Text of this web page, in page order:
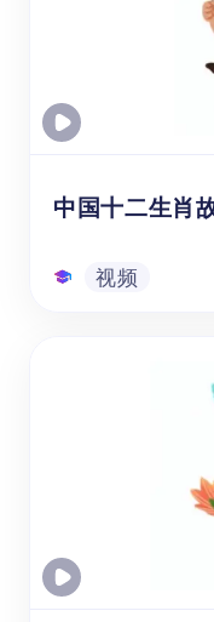
汇量和理解能
外形特征、生
容。通过观看
的故事，老虎在
中国十二生肖
视频
通过观看的生
在3-8岁的幼儿
在学习中文和
汇量和理解能
二生肖中牛的